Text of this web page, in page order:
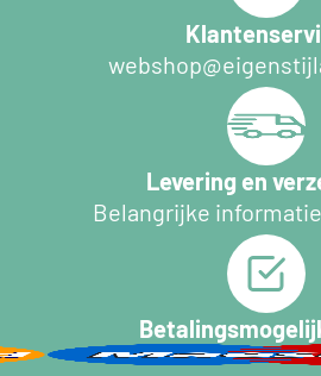
Levering en
Belangrijke